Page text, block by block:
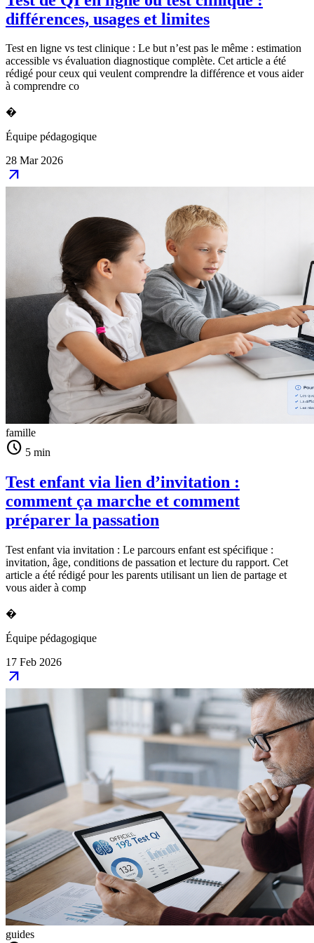
différences, usages et limites
Test en ligne vs test clinique : Le but n’est pas le même : estimation
accessible vs évaluation diagnostique complète. Cet article a été
rédigé pour ceux qui veulent comprendre la différence et vous aider
à comprendre co
�
Équipe pédagogique
28 Mar 2026
arrow_outward
famille
schedule 5 min
Test enfant via lien d’invitation :
comment ça marche et comment
préparer la passation
Test enfant via invitation : Le parcours enfant est spécifique :
invitation, âge, conditions de passation et lecture du rapport. Cet
article a été rédigé pour les parents utilisant un lien de partage et
vous aider à comp
�
Équipe pédagogique
17 Feb 2026
arrow_outward
guides